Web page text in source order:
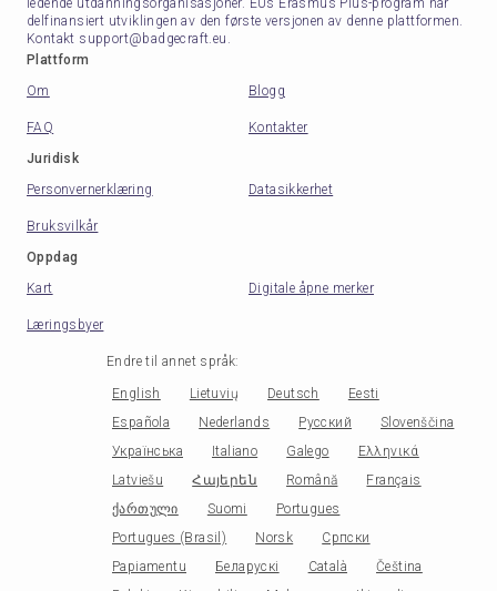
ledende utdanningsorganisasjoner. EUs Erasmus Plus-program har
delfinansiert utviklingen av den første versjonen av denne plattformen.
Kontakt support@badgecraft.eu.
Plattform
Om
Blogg
FAQ
Kontakter
Juridisk
Personvernerklæring
Datasikkerhet
Bruksvilkår
Oppdag
Kart
Digitale åpne merker
Læringsbyer
Endre til annet språk:
English Lietuvių Deutsch
Eesti
Española
Nederlands Русский
Slovenščina
Українська
Italiano Galego
Ελληνικά
Latviešu
Հայերեն Română
Français
ქართული
Suomi
Portugues
Portugues (Brasil)
Norsk
Српски
Papiamentu
Беларускі Català
Čeština